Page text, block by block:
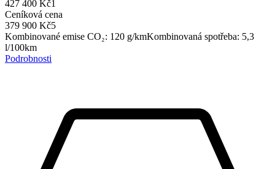
427 400 Kč1
Ceníková cena
379 900 Kč5
Kombinované emise CO₂: 120 g/kmKombinovaná spotřeba: 5,3
l/100km
Podrobnosti